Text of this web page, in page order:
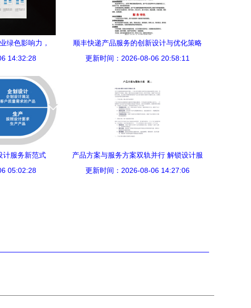
绿色影响力，
未来14:32:28
顺丰快递产品服务的创新设计与优化策略
更新时间：2026-08-06 20:58:11
计服务新范式
05:02:28
产品方案与服务方案双轨并行 解锁设计服
务的综合价值
更新时间：2026-08-06 14:27:06